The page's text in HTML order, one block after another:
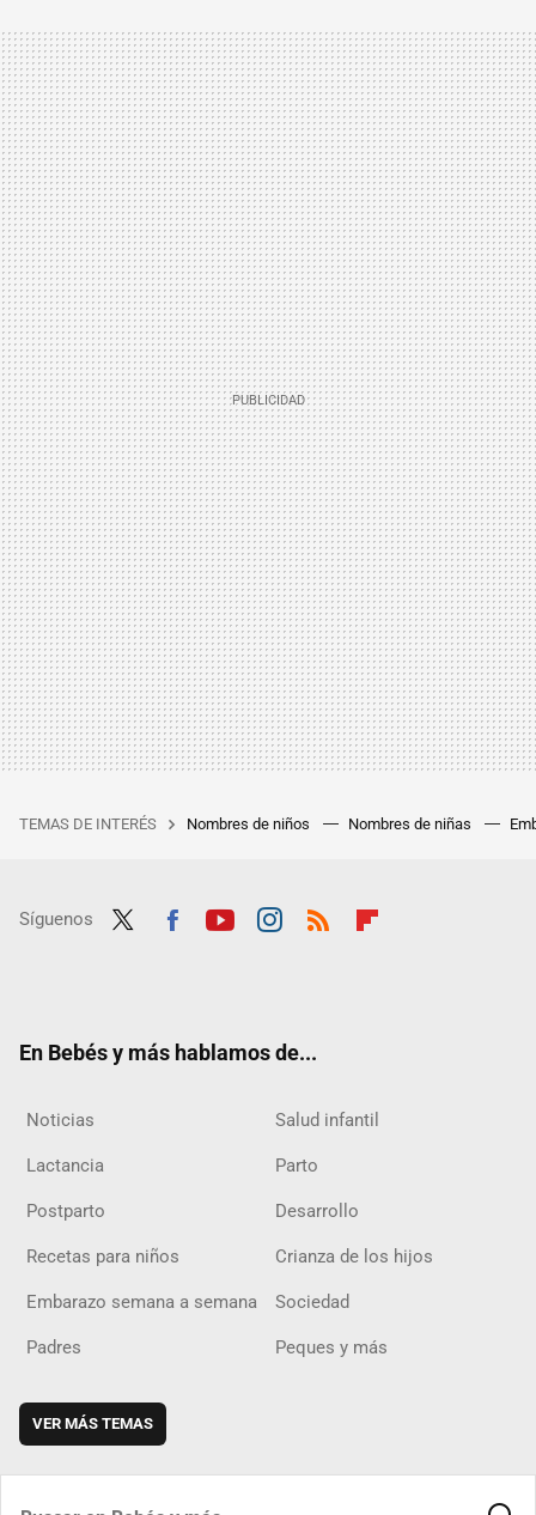
TEMAS DE INTERÉS Nombres de niños Nombres de niñas
Síguenos
En Bebés y más hablamos de...
Noticias Salud infantil
Lactancia Parto
Postparto Desarrollo
Recetas para niños Crianza de los hijos
Embarazo semana a semana Sociedad
Padres Peques y más
VER MÁS TEMAS